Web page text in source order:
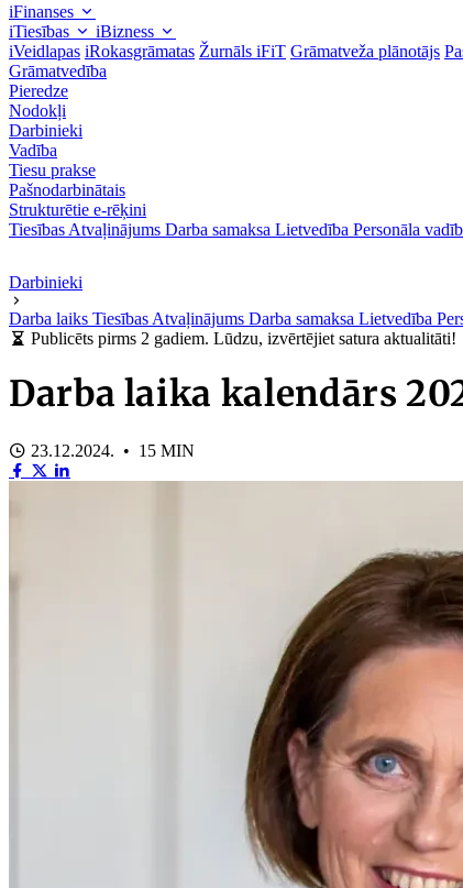
iFinanses
iTiesības
iBizness
iVeidlapas iRokasgrāmatas Žurnāls iFiT Grāmatveža plānotājs
Grāmatvedība
Pieredze
Nodokļi
Darbinieki
Vadība
Tiesu prakse
Pašnodarbinātais
Strukturētie e-rēķini
Tiesības Atvaļinājums Darba samaksa Lietvedība Personāla
Darbinieki
Darba laiks Tiesības Atvaļinājums Darba samaksa Lietvedība
Publicēts pirms 2 gadiem. Lūdzu, izvērtējiet satura aktualitāti!
Darba laika kalendārs
23.12.2024. • 15 MIN